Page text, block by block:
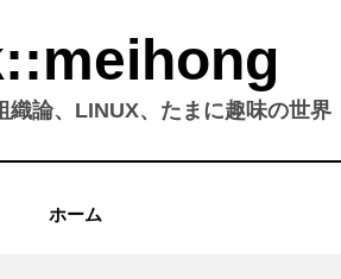
織論、LINUX、たまに趣味の世界
ホーム